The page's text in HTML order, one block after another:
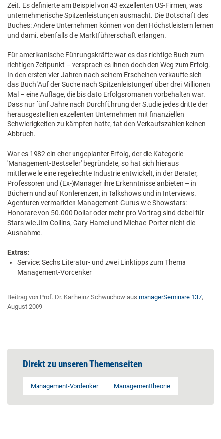
Zeit. Es definierte am Beispiel von 43 exzellenten US-Firmen, was
unternehmerische Spitzenleistungen ausmacht. Die Botschaft des
Buches: Andere Unternehmen können von den Höchstleistern lernen
und damit ebenfalls die Marktführerschaft erlangen.
Für amerikanische Führungskräfte war es das richtige Buch zum
richtigen Zeitpunkt – versprach es ihnen doch den Weg zum Erfolg.
In den ersten vier Jahren nach seinem Erscheinen verkaufte sich
das Buch 'Auf der Suche nach Spitzenleistungen' über drei Millionen
Mal – eine Auflage, die bis dato Erfolgsromanen vorbehalten war.
Dass nur fünf Jahre nach Durchführung der Studie jedes dritte der
herausgestellten exzellenten Unternehmen mit finanziellen
Schwierigkeiten zu kämpfen hatte, tat den Verkaufszahlen keinen
Abbruch.
War es 1982 ein eher ungeplanter Erfolg, der die Kategorie
'Management-Bestseller' begründete, so hat sich hieraus
mittlerweile eine regelrechte Industrie entwickelt, in der Berater,
Professoren und (Ex-)Manager ihre Erkenntnisse anbieten – in
Büchern und auf Konferenzen, in Talkshows und in Interviews.
Agenturen vermarkten Management-Gurus wie Showstars:
Honorare von 50.000 Dollar oder mehr pro Vortrag sind dabei für
Stars wie Jim Collins, Gary Hamel und Michael Porter nicht die
Ausnahme.
Extras:
Service: Sechs Literatur- und zwei Linktipps zum Thema
Management-Vordenker
Beitrag von Prof. Dr. Karlheinz Schwuchow aus managerSeminare 137,
August 2009
Direkt zu unseren Themenseiten
Management-Vordenker Managementtheorie